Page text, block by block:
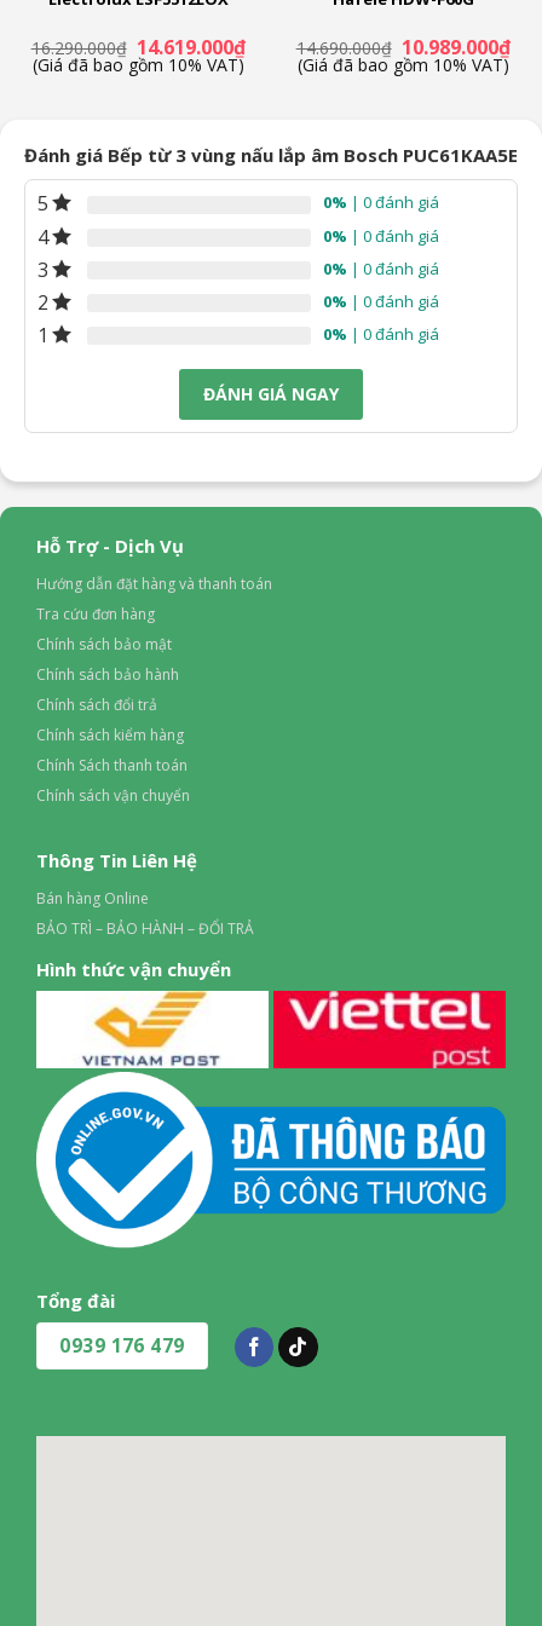
16.290.000₫ Giá
gốc
là:
14.619.000₫Giá
(Giá đã bao gồm 10% VAT)
14.690.000₫ Giá
gốc
là:
10.989.000₫Giá
(Giá đã bao gồm 10% VAT)
Đánh giá Bếp từ 3 vùng nấu lắp âm Bosch PUC61KAA5E
5 0% | 0 đánh giá
4 0% | 0 đánh giá
3 0% | 0 đánh giá
2 0% | 0 đánh giá
1 0% | 0 đánh giá
ĐÁNH GIÁ NGAY
Hỗ Trợ - Dịch Vụ
Hướng dẫn đặt hàng và thanh toán
Tra cứu đơn hàng
Chính sách bảo mật
Chính sách bảo hành
Chính sách đổi trả
Chính sách kiểm hàng
Chính Sách thanh toán
Chính sách vận chuyển
Thông Tin Liên Hệ
Bán hàng Online
BẢO TRÌ – BẢO HÀNH – ĐỔI TRẢ
Hình thức vận chuyển
Tổng đài
0939 176 479